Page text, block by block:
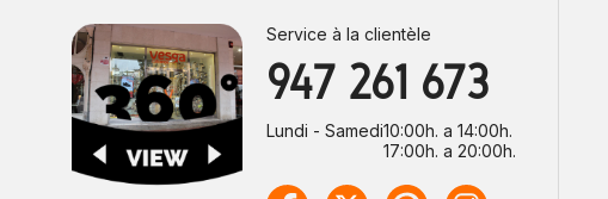
Service à la clientèle
947 261 673
Lundi - Samedi10:00h. a 14:00h.
17:00h. a 20:00h.